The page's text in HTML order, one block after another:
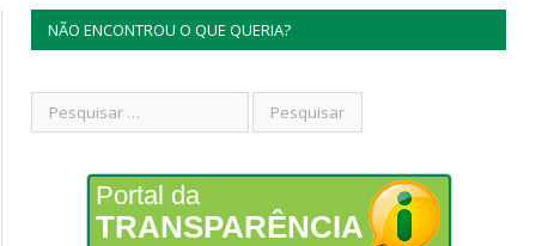
NÃO ENCONTROU O QUE QUERIA?
Portal da
TRANSPARÊNCIA